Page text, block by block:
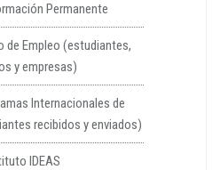
Permanente
de Empleo (estudiantes,
y empresas)
Internacionales de
recibidos y enviados)
IDEAS